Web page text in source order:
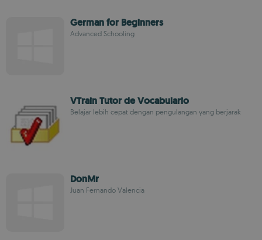
German for Beginners
Advanced Schooling
VTrain Tutor de Vocabulario
Belajar lebih cepat dengan pengulangan yang berjarak
DonMr
Juan Fernando Valencia